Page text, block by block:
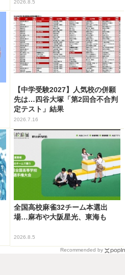
2026.8.5
【中学受験2027】人気校の併願
先は…四谷大塚「第2回合不合判
定テスト」結果
2026.7.16
全国高校麻雀32チーム本選出
場…麻布や大阪星光、東海も
2026.8.5
Recommended by